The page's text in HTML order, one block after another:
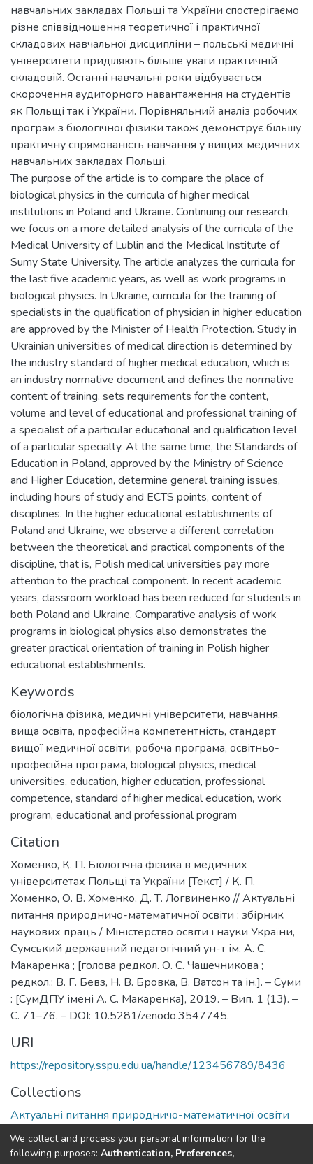
навчальних закладах Польщі та України спостерігаємо
різне співвідношення теоретичної і практичної
складових навчальної дисципліни – польські медичні
університети приділяють більше уваги практичній
складовій. Останні навчальні роки відбувається
скорочення аудиторного навантаження на студентів
як Польщі так і України. Порівняльний аналіз робочих
програм з біологічної фізики також демонструє більшу
практичну спрямованість навчання у вищих медичних
навчальних закладах Польщі.
The purpose of the article is to compare the place of
biological physics in the curricula of higher medical
institutions in Poland and Ukraine. Continuing our research,
we focus on a more detailed analysis of the curricula of the
Medical University of Lublin and the Medical Institute of
Sumy State University. The article analyzes the curricula for
the last five academic years, as well as work programs in
biological physics. In Ukraine, curricula for the training of
specialists in the qualification of physician in higher education
are approved by the Minister of Health Protection. Study in
Ukrainian universities of medical direction is determined by
the industry standard of higher medical education, which is
an industry normative document and defines the normative
content of training, sets requirements for the content,
volume and level of educational and professional training of
a specialist of a particular educational and qualification level
of a particular specialty. At the same time, the Standards of
Education in Poland, approved by the Ministry of Science
and Higher Education, determine general training issues,
including hours of study and ECTS points, content of
disciplines. In the higher educational establishments of
Poland and Ukraine, we observe a different correlation
between the theoretical and practical components of the
discipline, that is, Polish medical universities pay more
attention to the practical component. In recent academic
years, classroom workload has been reduced for students in
both Poland and Ukraine. Comparative analysis of work
programs in biological physics also demonstrates the
greater practical orientation of training in Polish higher
educational establishments.
Keywords
біологічна фізика, медичні університети, навчання,
вища освіта, професійна компетентність, стандарт
вищої медичної освіти, робоча програма, освітньо-
професійна програма, biological physics, medical
universities, education, higher education, professional
competence, standard of higher medical education, work
program, educational and professional program
Citation
Хоменко, К. П. Біологічна фізика в медичних
університетах Польщі та України [Текст] / К. П.
Хоменко, О. В. Хоменко, Д. Т. Логвиненко // Актуальні
питання природничо-математичної освіти : збірник
наукових праць / Міністерство освіти і науки України,
Сумський державний педагогічний ун-т ім. А. С.
Макаренка ; [голова редкол. О. С. Чашечникова ;
редкол.: В. Г. Бевз, Н. В. Бровка, В. Ватсон та ін.]. – Суми
: [СумДПУ імені А. С. Макаренка], 2019. – Вип. 1 (13). –
С. 71–76. – DOI: 10.5281/zenodo.3547745.
URI
https://repository.sspu.edu.ua/handle/123456789/8436
Collections
Актуальні питання природничо-математичної освіти
Full item page Google Scholar
We collect and process your personal information for the
following purposes: Authentication, Preferences,